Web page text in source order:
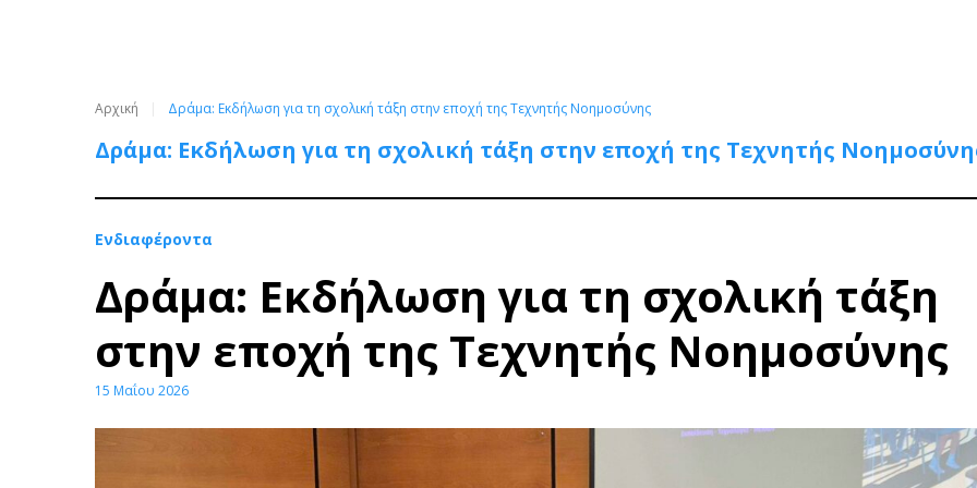
Αρχική Δράμα: Εκδήλωση για τη σχολική τάξη στην εποχή της Τεχνητής Νοημοσύνης
Δράμα: Εκδήλωση για τη σχολική τάξη στην εποχή της Τεχνητής
Ενδιαφέροντα
Δράμα: Εκδήλωση για τη σχολική τάξη
στην εποχή της Τεχνητής Νοημοσύνης
15 Μαΐου 2026